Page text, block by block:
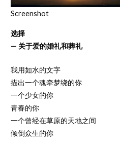
Screenshot
选择
— 关于爱的婚礼和葬礼
我用如水的文字
描出一个魂牵梦绕的你
一个少女的你
青春的你
一个曾经在草原的天地之间
倾倒众生的你